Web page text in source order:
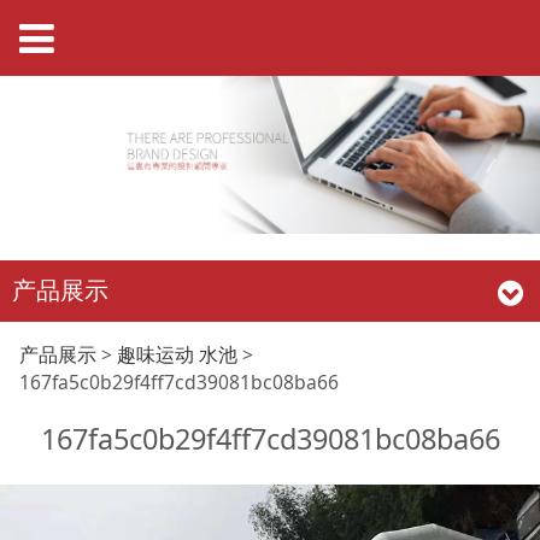
产品展示
产品展示> 趣味运动 水池>
167fa5c0b29f4ff7cd39081bc08ba66
167fa5c0b29f4ff7cd39081bc08ba66